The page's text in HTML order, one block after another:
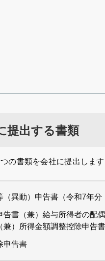
提出する書類
の書類を会社に提出します
異動）申告書（令和7年分
告書（兼）給与所得者の配
兼）所得金額調整控除申告書
申告書